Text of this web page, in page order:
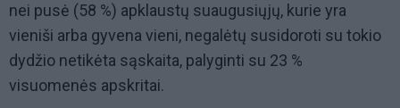
nei pusė (58 %) apklaustų suaugusiųjų, kurie yra
vieniši arba gyvena vieni, negalėtų susidoroti su tokio
dydžio netikėta sąskaita, palyginti su 23 %
visuomenės apskritai.